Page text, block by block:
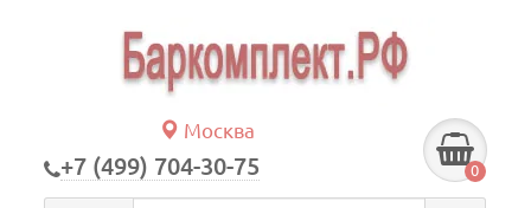
Москва
+7 (499) 704-30-75 0